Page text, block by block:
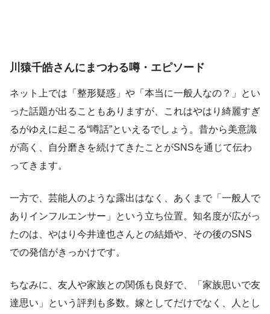
川猿千皓さんにまつわる噂・エピソード
ネット上では「整形疑惑」や「本当に一般人なの？」とい
った話題が出ることもありますが、これはやはり綺麗すぎ
るがゆえに起こる“噂話”といえるでしょう。昔から美意識
が高く、自分磨きを続けてきたことがSNSを通じて伝わ
ってきます。
一方で、芸能人のような露出はなく、あくまで「一般人で
ありインフルエンサー」という立ち位置。知名度が広がっ
たのは、やはり今井達也さんとの結婚や、その後のSNS
での発信がきっかけです。
ちなみに、友人や家族との関係も良好で、「家族思いで友
達思い」という評判も多数。嫁としてだけでなく、人とし